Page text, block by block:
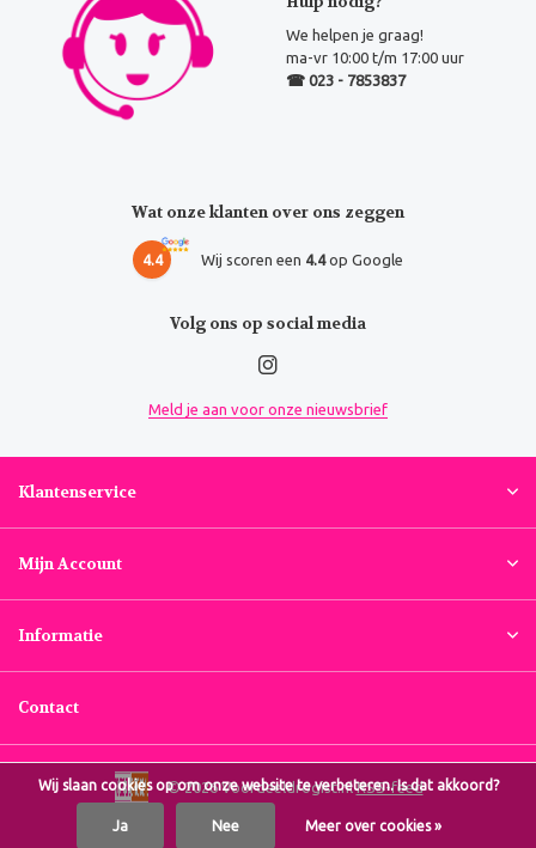
We helpen je graag!
ma-vr 10:00 t/m 17:00 uur
☎ 023 - 7853837
Wat onze klanten over ons zeggen
4.4 Wij scoren een 4.4op Google
Volg ons op social media
Meld je aan voor onze nieuwsbrief
Klantenservice
Mijn Account
Informatie
Contact
© 2026 Voordeeldrogist.nlRSS-feed
Wij slaan cookies op om onze website te verbeteren. Is dat akkoord?
Ja Nee Meer over cookies »